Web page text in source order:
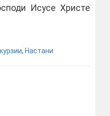
Исусе Христе
, Настани